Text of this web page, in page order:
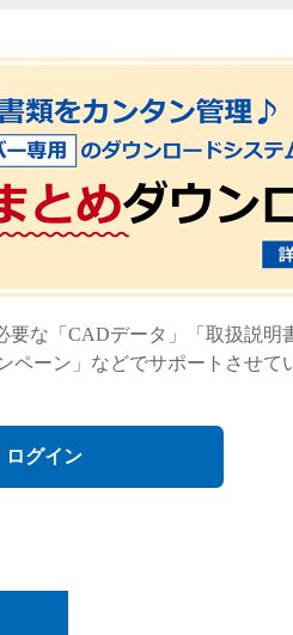
な「CADデータ」「取扱説明
ーン」などでサポートさせて
ログイン